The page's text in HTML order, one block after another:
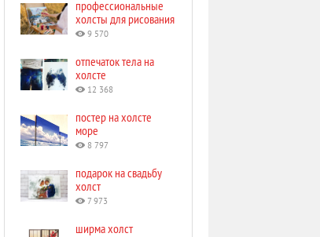
профессиональные
холсты для рисования
9 570
отпечаток тела на
холсте
12 368
постер на холсте
море
8 797
подарок на свадьбу
холст
7 973
ширма холст